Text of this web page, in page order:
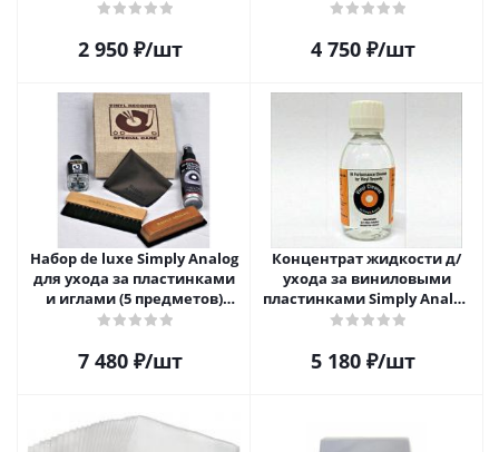
2 950₽/шт 4 750₽/шт
Набор de luxe Simply Analog
для ухода за пластинками
и иглами (5 предметов)
SAVC005
7 480₽/шт
Концентрат жидкости д/
ухода за виниловыми
пластинками Simply Analog
200мл
5 180₽/шт